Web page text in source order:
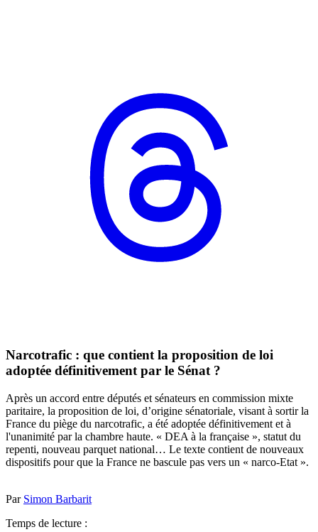
Narcotrafic : que contient la proposition de loi
adoptée définitivement par le Sénat ?
Après un accord entre députés et sénateurs en commission mixte
paritaire, la proposition de loi, d’origine sénatoriale, visant à sortir la
France du piège du narcotrafic, a été adoptée définitivement et à
l'unanimité par la chambre haute. « DEA à la française », statut du
repenti, nouveau parquet national… Le texte contient de nouveaux
dispositifs pour que la France ne bascule pas vers un « narco-Etat ».
Par Simon Barbarit
Temps de lecture :